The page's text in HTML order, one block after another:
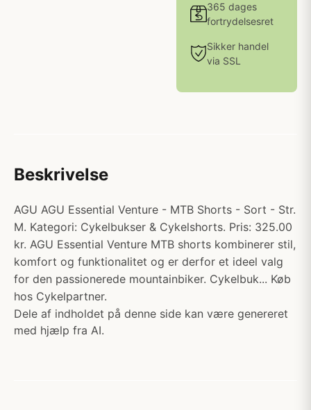
365 dages
fortrydelsesret
Sikker handel
via SSL
Beskrivelse
AGU AGU Essential Venture - MTB Shorts - Sort - Str.
M. Kategori: Cykelbukser & Cykelshorts. Pris: 325.00
kr. AGU Essential Venture MTB shorts kombinerer stil,
komfort og funktionalitet og er derfor et ideel valg
for den passionerede mountainbiker. Cykelbuk... Køb
hos Cykelpartner.
Dele af indholdet på denne side kan være genereret
med hjælp fra AI.